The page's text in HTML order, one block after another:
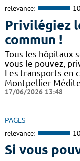
relevance:
Privilégiez
commun !
Tous les hôpitaux
vous le pouvez,
Les transports en
Montpellier
17/06/2026 13:48
PAGES
relevance:
Si vous